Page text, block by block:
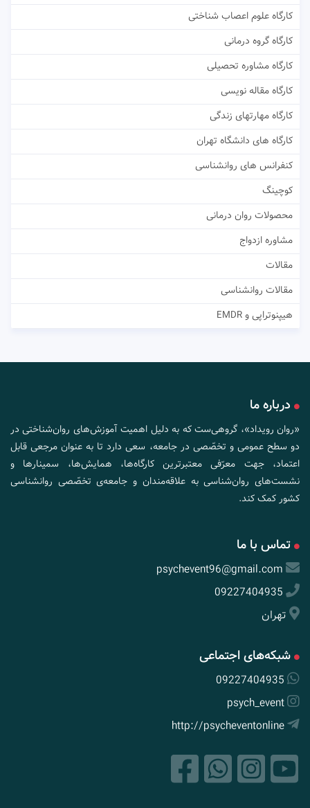
کارگاه علوم اعصاب شناختی
کارگاه گروه درمانی
کارگاه مشاوره تحصیلی
کارگاه مقاله نویسی
کارگاه مهارتهای زندگی
کارگاه های دانشگاه تهران
کنفرانس های روانشناسی
کوچینگ
محصولات روان درمانی
مشاوره ازدواج
مقالات
مقالات روانشناسی
هیپنوتراپی و EMDR
درباره ما
«روان رویداد»، گروهی‌ست که به دلیل اهمیت آموزش‌های روان‌شناختی در
دو سطح عمومی و تخصّصی در جامعه، سعی دارد تا به عنوان مرجعی قابل
اعتماد، جهت معرّفی معتبرترین کارگاه‌ها، همایش‌ها، سمینارها و
نشست‌های روان‌شناسی به علاقه‌مندان و جامعه‌ی تخصّصی روانشناسی
کشور کمک کند.
تماس با ما
psychevent96@gmail.com
09227404935
تهران
شبکه‌های اجتماعی
09227404935
psych_event
http://psycheventonline